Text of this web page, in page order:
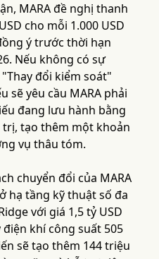
MARA đề nghị thanh
cho mỗi 1.000 USD
ý trước thời hạn
Nếu không có sự
đổi kiểm soát"
yêu cầu MARA phải
đang lưu hành bằng
trị, tạo thêm một khoản
vụ thâu tóm.
chuyển đổi của MARA
hạ tầng kỹ thuật số đa
với giá 1,5 tỷ USD
khí công suất 505
sẽ tạo thêm 144 triệu